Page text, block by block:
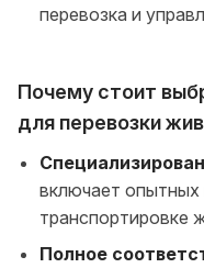
перевозка и
Почему стоит
для перевозки
включает
транспортировке
Полное